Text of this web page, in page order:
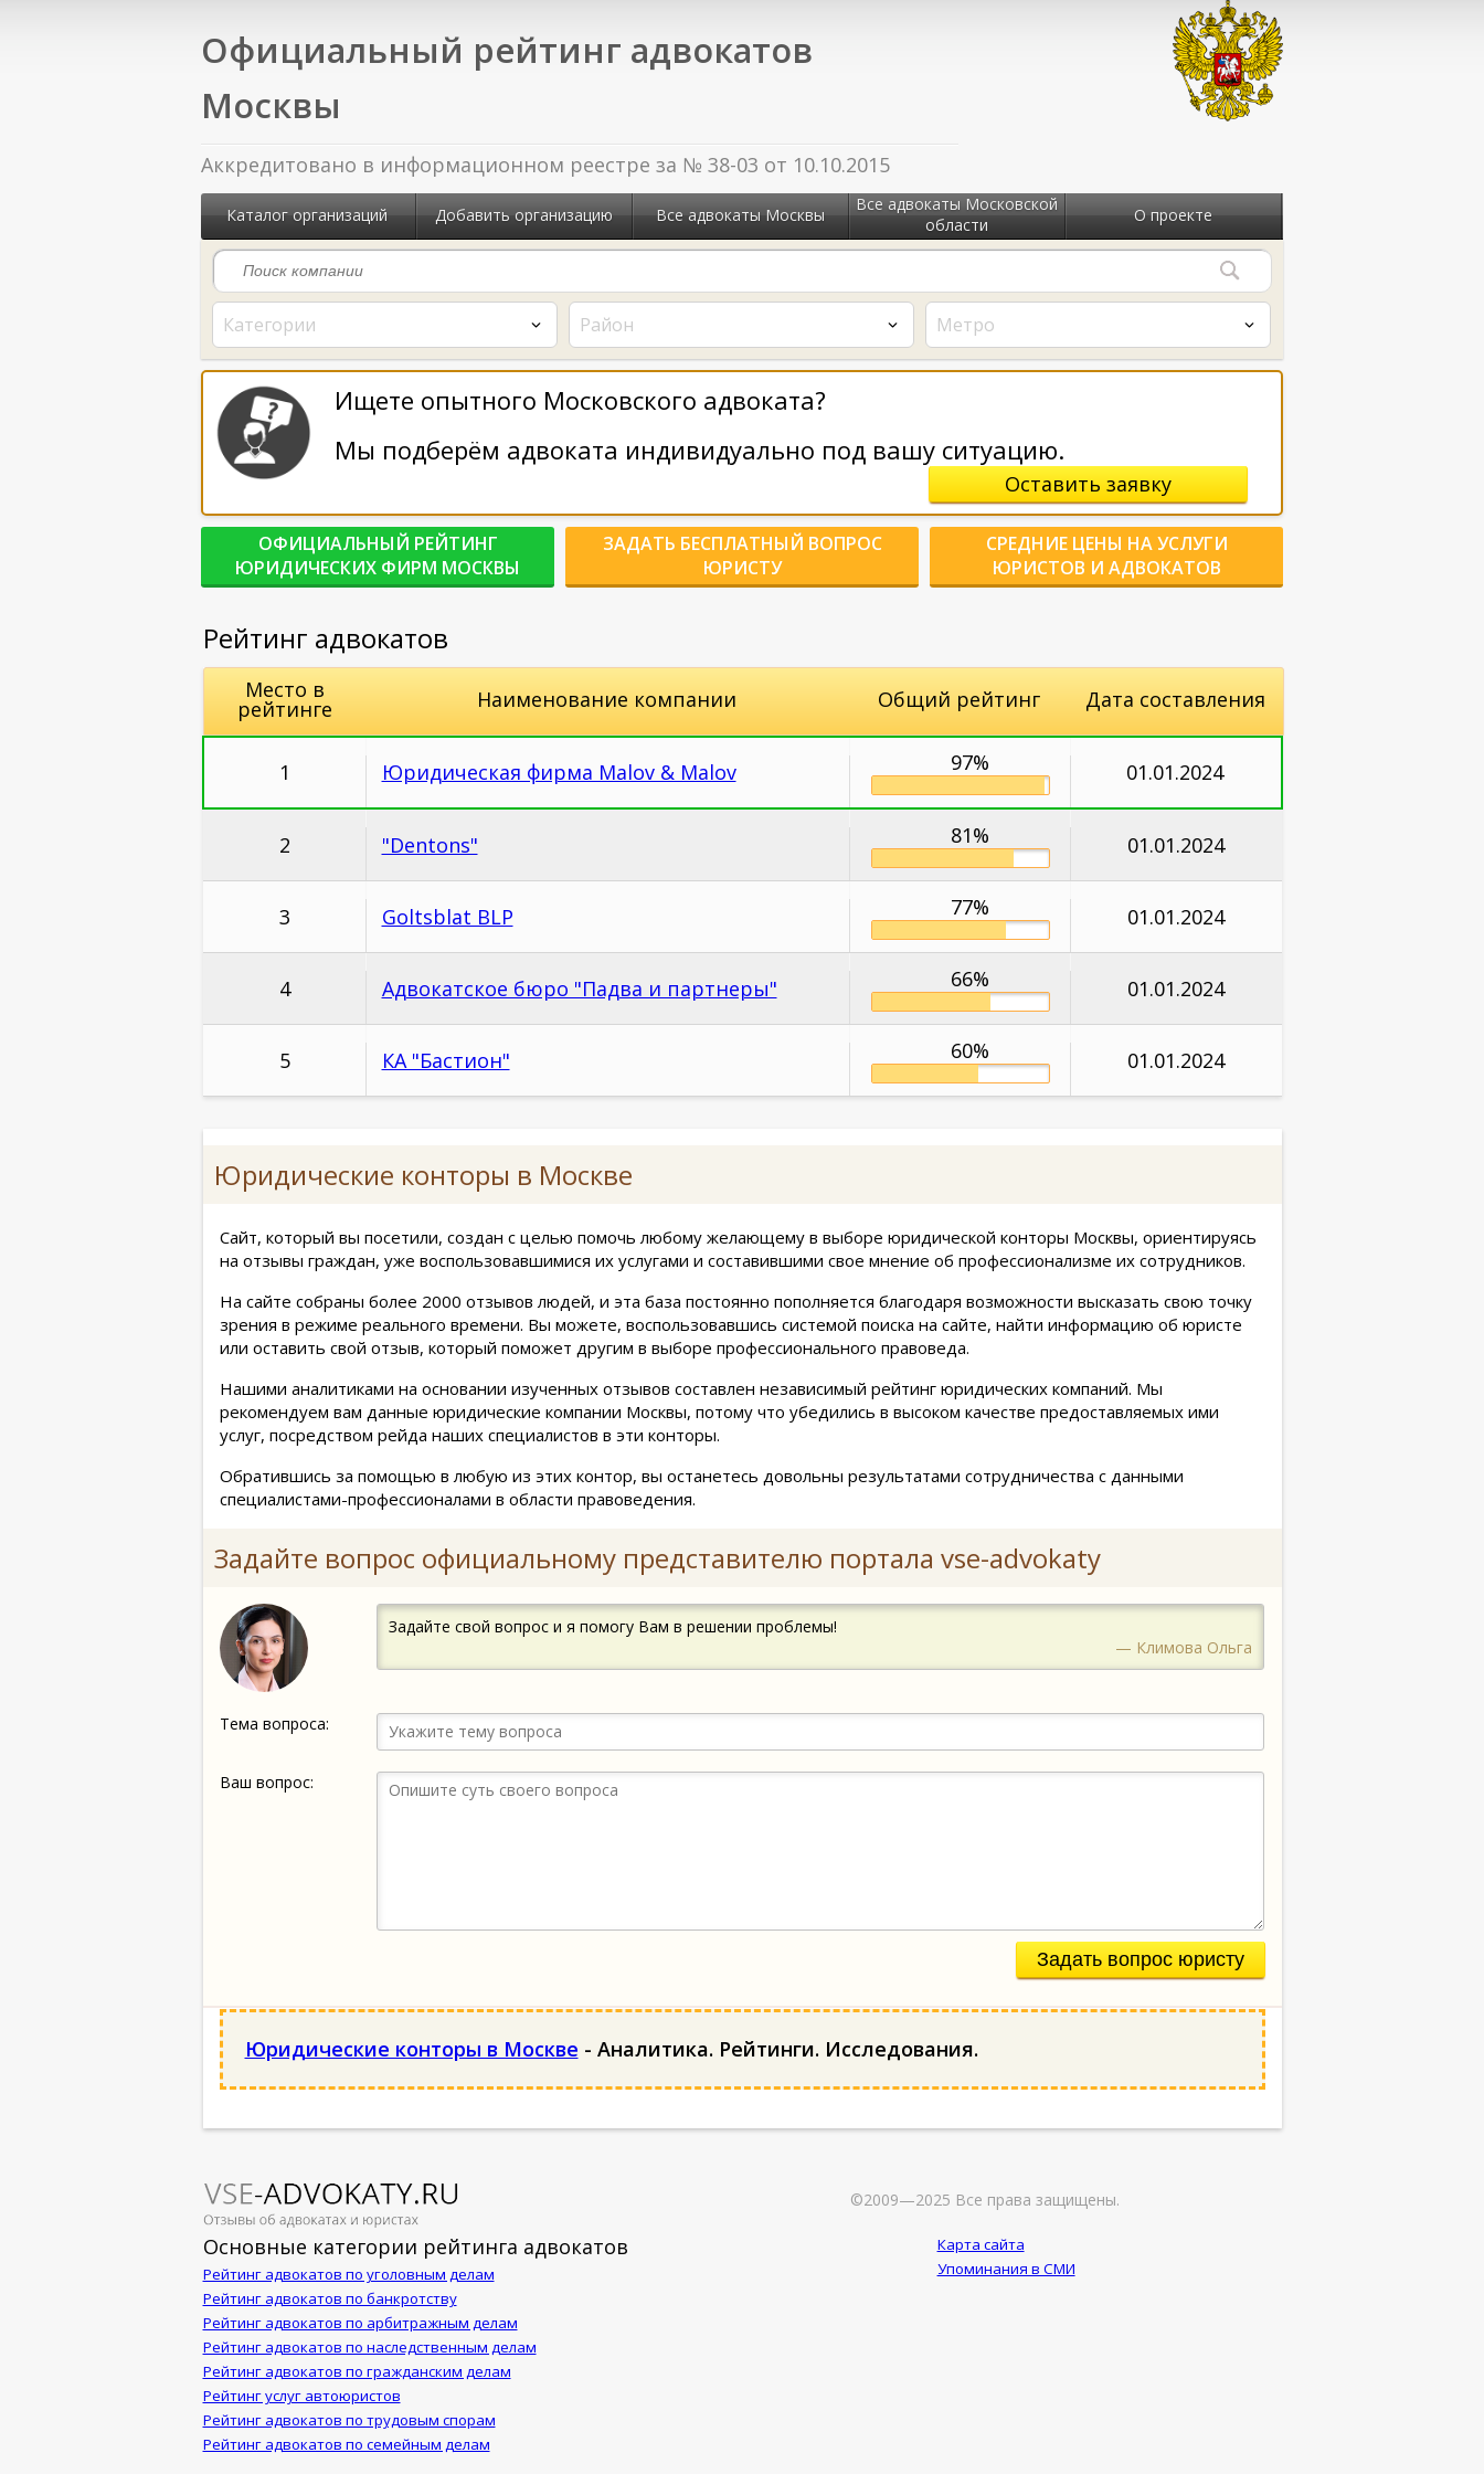
Официальный рейтинг адвокатов
Москвы
Аккредитовано в информационном реестре за № 38-03 от 10.10.2015
Каталог организаций Добавить организацию Все адвокаты Москвы
Все адвокаты Московской
области
О проекте
Категории Район Метро
Ищете опытного Московского адвоката?
Мы подберём адвоката индивидуально под вашу ситуацию.
Оставить заявку
ОФИЦИАЛЬНЫЙ РЕЙТИНГ
ЮРИДИЧЕСКИХ ФИРМ МОСКВЫ
ЗАДАТЬ БЕСПЛАТНЫЙ ВОПРОС
ЮРИСТУ
СРЕДНИЕ ЦЕНЫ НА УСЛУГИ
ЮРИСТОВ И АДВОКАТОВ
Рейтинг адвокатов
Место в
рейтинге Наименование компании Общий рейтинг Дата составления
1 Юридическая фирма Malov & Malov 97% 01.01.2024
2 "Dentons" 81% 01.01.2024
3 Goltsblat BLP 77% 01.01.2024
4 Адвокатское бюро "Падва и партнеры" 66% 01.01.2024
5 КА "Бастион" 60% 01.01.2024
Юридические конторы в Москве
Сайт, который вы посетили, создан с целью помочь любому желающему в выборе юридической конторы Москвы, ориентируясь
на отзывы граждан, уже воспользовавшимися их услугами и составившими свое мнение об профессионализме их сотрудников.
На сайте собраны более 2000 отзывов людей, и эта база постоянно пополняется благодаря возможности высказать свою точку
зрения в режиме реального времени. Вы можете, воспользовавшись системой поиска на сайте, найти информацию об юристе
или оставить свой отзыв, который поможет другим в выборе профессионального правоведа.
Нашими аналитиками на основании изученных отзывов составлен независимый рейтинг юридических компаний. Мы
рекомендуем вам данные юридические компании Москвы, потому что убедились в высоком качестве предоставляемых ими
услуг, посредством рейда наших специалистов в эти конторы.
Обратившись за помощью в любую из этих контор, вы останетесь довольны результатами сотрудничества с данными
специалистами-профессионалами в области правоведения.
Задайте вопрос официальному представителю портала vse-advokaty
Задайте свой вопрос и я помогу Вам в решении проблемы!
— Климова Ольга
Тема вопроса:
Ваш вопрос:
Задать вопрос юристу
Юридические конторы в Москве - Аналитика. Рейтинги. Исследования.
©2009—2025 Все права защищены.
Основные категории рейтинга адвокатов
Рейтинг адвокатов по уголовным делам
Рейтинг адвокатов по банкротству
Рейтинг адвокатов по арбитражным делам
Рейтинг адвокатов по наследственным делам
Рейтинг адвокатов по гражданским делам
Рейтинг услуг автоюристов
Рейтинг адвокатов по трудовым спорам
Рейтинг адвокатов по семейным делам
Карта сайта
Упоминания в СМИ